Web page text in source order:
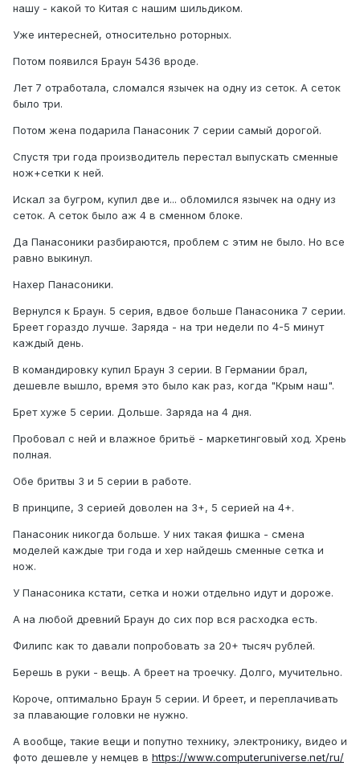
нашу - какой то Китая с нашим шильдиком.
Уже интересней, относительно роторных.
Потом появился Браун 5436 вроде.
Лет 7 отработала, сломался язычек на одну из сеток. А сеток
было три.
Потом жена подарила Панасоник 7 серии самый дорогой.
Спустя три года производитель перестал выпускать сменные
нож+сетки к ней.
Искал за бугром, купил две и... обломился язычек на одну из
сеток. А сеток было аж 4 в сменном блоке.
Да Панасоники разбираются, проблем с этим не было. Но все
равно выкинул.
Нахер Панасоники.
Вернулся к Браун. 5 серия, вдвое больше Панасоника 7 серии.
Бреет гораздо лучше. Заряда - на три недели по 4-5 минут
каждый день.
В командировку купил Браун 3 серии. В Германии брал,
дешевле вышло, время это было как раз, когда "Крым наш".
Брет хуже 5 серии. Дольше. Заряда на 4 дня.
Пробовал с ней и влажное бритьё - маркетинговый ход. Хрень
полная.
Обе бритвы 3 и 5 серии в работе.
В принципе, 3 серией доволен на 3+, 5 серией на 4+.
Панасоник никогда больше. У них такая фишка - смена
моделей каждые три года и хер найдешь сменные сетка и
нож.
У Панасоника кстати, сетка и ножи отдельно идут и дороже.
А на любой древний Браун до сих пор вся расходка есть.
Филипс как то давали попробовать за 20+ тысяч рублей.
Берешь в руки - вещь. А бреет на троечку. Долго, мучительно.
Короче, оптимально Браун 5 серии. И бреет, и переплачивать
за плавающие головки не нужно.
А вообще, такие вещи и попутно технику, электронику, видео и
фото дешевле у немцев в https://www.computeruniverse.net/ru/